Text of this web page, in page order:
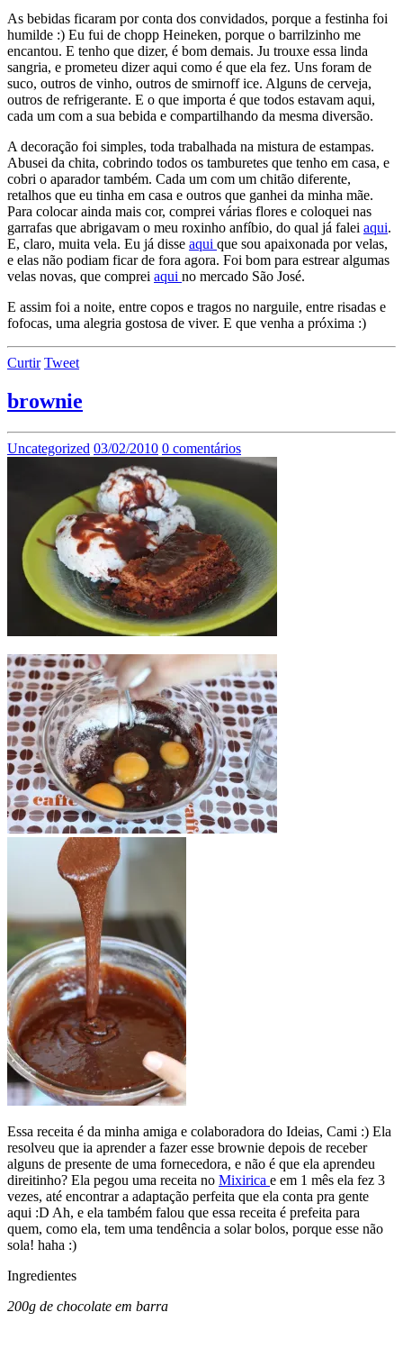
As bebidas ficaram por conta dos convidados, porque a festinha foi
humilde :) Eu fui de chopp Heineken, porque o barrilzinho me
encantou. E tenho que dizer, é bom demais. Ju trouxe essa linda
sangria, e prometeu dizer aqui como é que ela fez. Uns foram de
suco, outros de vinho, outros de smirnoff ice. Alguns de cerveja,
outros de refrigerante. E o que importa é que todos estavam aqui,
cada um com a sua bebida e compartilhando da mesma diversão.
A decoração foi simples, toda trabalhada na mistura de estampas.
Abusei da chita, cobrindo todos os tamburetes que tenho em casa, e
cobri o aparador também. Cada um com um chitão diferente,
retalhos que eu tinha em casa e outros que ganhei da minha mãe.
Para colocar ainda mais cor, comprei várias flores e coloquei nas
garrafas que abrigavam o meu roxinho anfíbio, do qual já falei aqui.
E, claro, muita vela. Eu já disse aqui que sou apaixonada por velas,
e elas não podiam ficar de fora agora. Foi bom para estrear algumas
velas novas, que comprei aqui no mercado São José.
E assim foi a noite, entre copos e tragos no narguile, entre risadas e
fofocas, uma alegria gostosa de viver. E que venha a próxima :)
Curtir Tweet
brownie
Uncategorized 03/02/2010 0 comentários
Essa receita é da minha amiga e colaboradora do Ideias, Cami :) Ela
resolveu que ia aprender a fazer esse brownie depois de receber
alguns de presente de uma fornecedora, e não é que ela aprendeu
direitinho? Ela pegou uma receita no Mixirica e em 1 mês ela fez 3
vezes, até encontrar a adaptação perfeita que ela conta pra gente
aqui :D Ah, e ela também falou que essa receita é prefeita para
quem, como ela, tem uma tendência a solar bolos, porque esse não
sola! haha :)
Ingredientes
200g de chocolate em barra